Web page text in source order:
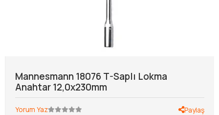
Mannesmann 18076 T-Saplı Lokma
Anahtar 12,0x230mm
Yorum Yaz Paylaş